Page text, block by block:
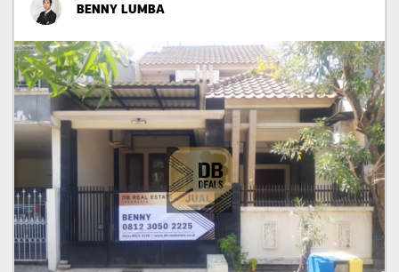
BENNY LUMBA